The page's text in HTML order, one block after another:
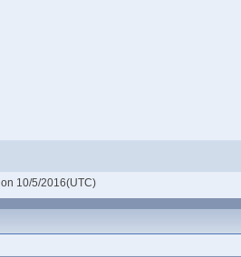
on 10/5/2016(UTC)